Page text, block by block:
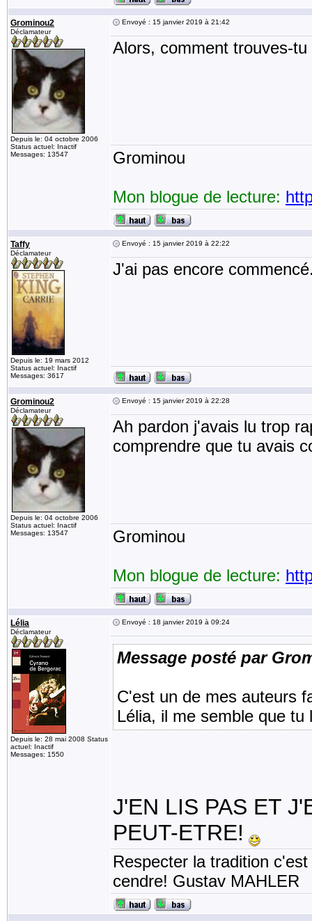
Grominou2
Déclamateur
Depuis le: 04 octobre 2006
Status actuel: Inactif
Messages: 13547
Envoyé : 15 janvier 2019 à 21:42
Alors, comment trouves-
Grominou
Mon blogue de lecture:
Taffy
Déclamateur
Depuis le: 19 mars 2012
Status actuel: Inactif
Messages: 3617
Envoyé : 15 janvier 2019 à 22:22
J'ai pas encore
Grominou2
Déclamateur
Depuis le: 04 octobre 2006
Status actuel: Inactif
Messages: 13547
Envoyé : 15 janvier 2019 à 22:28
Ah pardon j'avais lu trop
comprendre que tu avais
Grominou
Mon blogue de lecture:
Lélia
Déclamateur
Depuis le: 28 mai 2008 Status
actuel: Inactif
Messages: 1550
Envoyé : 18 janvier 2019 à 09:24
Message posté par
C'est un de mes auteurs
Lélia, il me semble que tu
J'EN LIS PAS ET
PEUT-ETRE!
Respecter la tradition
cendre! Gustav MAHLER